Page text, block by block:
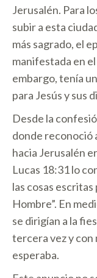
Jerusalén. Para
subir a esta
más sagrado, el
manifestada en
embargo, tenía
para Jesús y sus
Desde la
donde reconoció
hacia Jerusalén
Lucas 18:31 lo
las cosas
Hombre”. En
se dirigían a la
tercera vez y con
esperaba.